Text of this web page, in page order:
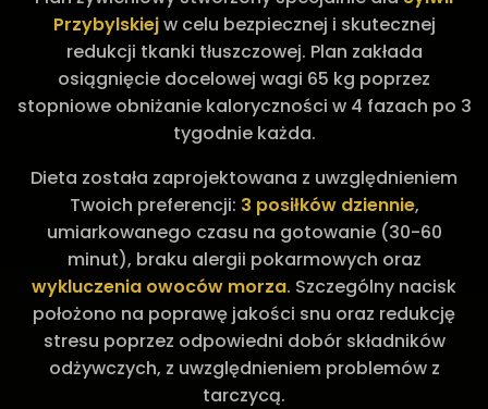
Przybylskiejw celu bezpiecznej i skutecznej
redukcji tkanki tłuszczowej. Plan zakłada
osiągnięcie docelowej wagi 65 kg poprzez
stopniowe obniżanie kaloryczności w 4 fazach po 3
tygodnie każda.
Dieta została zaprojektowana z uwzględnieniem
Twoich preferencji: 3 posiłków dziennie,
umiarkowanego czasu na gotowanie (30-60
minut), braku alergii pokarmowych oraz
wykluczenia owoców morza. Szczególny nacisk
położono na poprawę jakości snu oraz redukcję
stresu poprzez odpowiedni dobór składników
odżywczych, z uwzględnieniem problemów z
tarczycą.